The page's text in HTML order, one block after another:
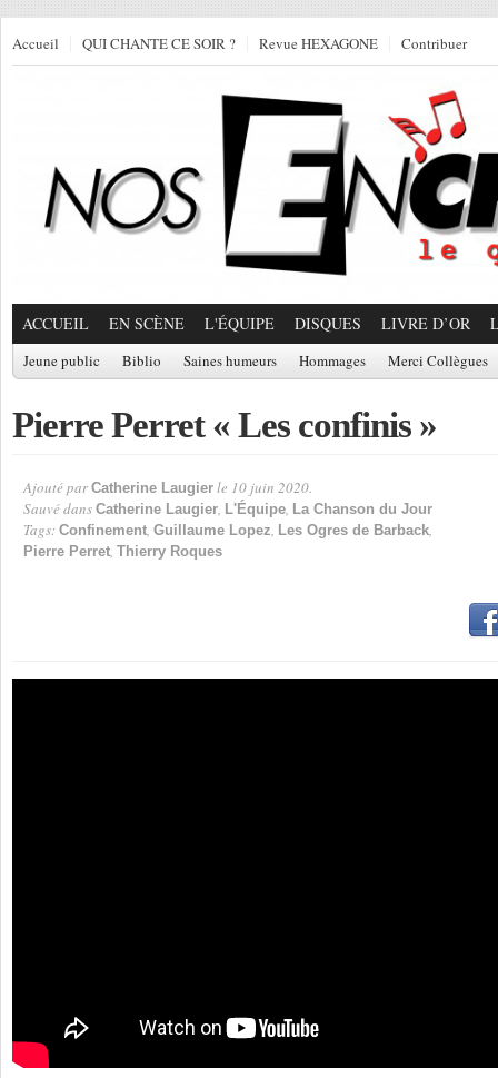
Accueil QUI CHANTE CE SOIR ? Revue HEXAGONE Contribuer
ACCUEIL EN SCÈNE L'ÉQUIPE DISQUES LIVRE D’OR
Jeune public Biblio Saines humeurs Hommages Merci Collègues
Pierre Perret « Les confinis »
Ajouté par Catherine Laugier le 10 juin 2020.
Sauvé dans Catherine Laugier, L'Équipe, La Chanson du Jour
Tags: Confinement, Guillaume Lopez, Les Ogres de Barback,
Pierre Perret, Thierry Roques